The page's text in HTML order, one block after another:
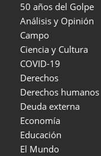
50 años del Golpe
Análisis y Opinión
Campo
Ciencia y Cultura
COVID-19
Derechos
Derechos humanos
Deuda externa
Economía
Educación
El Mundo